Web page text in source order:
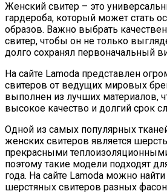
Женский свитер – это
гардероба, который может стать
образов. Важно выбрать
свитер, чтобы он не только
долго сохранял первоначальный
На сайте Lamoda представлен
свитеров от ведущих мировых
выполнен из лучших материалов,
высокое качество и долгий срок
Одной из самых популярных
женских свитеров является
прекрасными
поэтому такие модели подходят
года. На сайте Lamoda можно
шерстяных свитеров разных